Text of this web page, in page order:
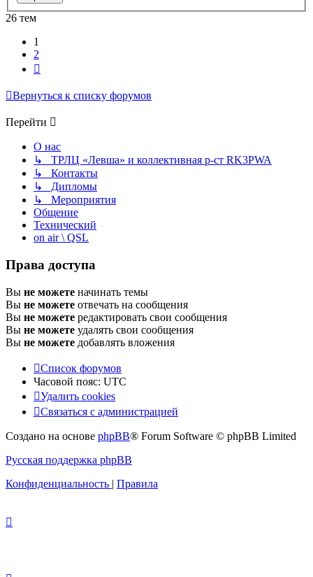
26 тем
1
2
Вернуться к списку форумов
Перейти
О нас
↳ ТРЛЦ «Левша» и коллективная р-ст RK3PWA
↳ Контакты
↳ Дипломы
↳ Мероприятия
Общение
Технический
on air \ QSL
Права доступа
Вы не можете начинать темы
Вы не можете отвечать на сообщения
Вы не можете редактировать свои сообщения
Вы не можете удалять свои сообщения
Вы не можете добавлять вложения
Список форумов
Часовой пояс: UTC
Удалить cookies
Связаться с администрацией
Создано на основе phpBB® Forum Software © phpBB Limited
Русская поддержка phpBB
Конфиденциальность | Правила